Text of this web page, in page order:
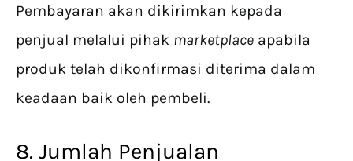
Pembayaran akan dikirimkan kepada
penjual melalui pihak marketplace apabila
produk telah dikonfirmasi diterima dalam
keadaan baik oleh pembeli.
8. Jumlah Penjualan